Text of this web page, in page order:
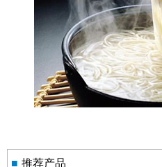
■ 推荐产品